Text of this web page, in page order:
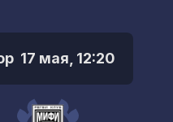
17 мая, 12:20